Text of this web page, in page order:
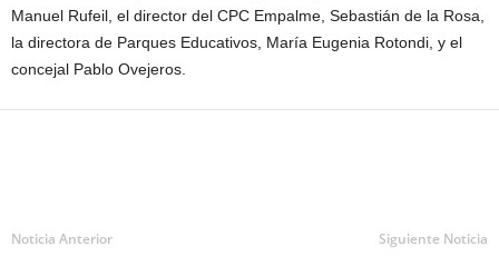
Manuel Rufeil, el director del CPC Empalme, Sebastián de la Rosa,
la directora de Parques Educativos, María Eugenia Rotondi, y el
concejal Pablo Ovejeros.
Noticia Anterior Siguiente Noticia